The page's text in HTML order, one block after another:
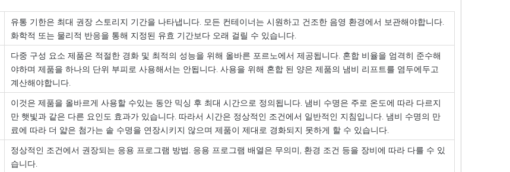
유통 기한은 최대 권장 스토리지 기간을 나타냅니다. 모든 컨테이너는 시원하고 건조한 음영 환경에서 보관해야합니다.
화학적 또는 물리적 반응을 통해 지정된 유효 기간보다 오래 걸릴 수 있습니다.
다중 구성 요소 제품은 적절한 경화 및 최적의 성능을 위해 올바른 포르노에서 제공됩니다. 혼합 비율을 엄격히 준수해
야하며 제품을 하나의 단위 부피로 사용해서는 안됩니다. 사용을 위해 혼합 된 양은 제품의 냄비 리프트를 염두에두고
계산해야합니다.
이것은 제품을 올바르게 사용할 수있는 동안 믹싱 후 최대 시간으로 정의됩니다. 냄비 수명은 주로 온도에 따라 다르지
만 햇빛과 같은 다른 요인도 효과가 있습니다. 따라서 시간은 정상적인 조건에서 일반적인 지침입니다. 냄비 수명의 만
료에 따라 더 얇은 첨가는 솥 수명을 연장시키지 않으며 제품이 제대로 경화되지 못하게 할 수 있습니다.
정상적인 조건에서 권장되는 응용 프로그램 방법. 응용 프로그램 배열은 무의미, 환경 조건 등을 장비에 따라 다를 수 있
습니다.